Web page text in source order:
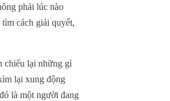
phải lúc nào
cách giải quyết,
chiếu lại những gì
lại xung động
là một người đang